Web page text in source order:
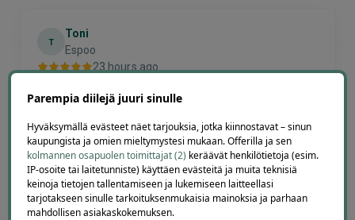
T
Toni
Espoo
23 hours ago
vaivatonta
Page
3 / 60
Parempia diilejä juuri sinulle
Hyväksymällä evästeet näet tarjouksia, jotka kiinnostavat – sinun
kaupungista ja omien mieltymystesi mukaan. Offerilla ja sen
kolmannen osapuolen toimittajat (2) keräävät henkilötietoja (esim.
IP-osoite tai laitetunniste) käyttäen evästeitä ja muita teknisiä
keinoja tietojen tallentamiseen ja lukemiseen laitteellasi
tarjotakseen sinulle tarkoituksenmukaisia mainoksia ja parhaan
mahdollisen asiakaskokemuksen.